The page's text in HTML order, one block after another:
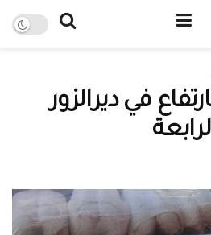
في ديرالزور